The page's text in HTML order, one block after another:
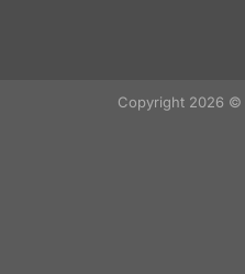
Copyright 2026 ©